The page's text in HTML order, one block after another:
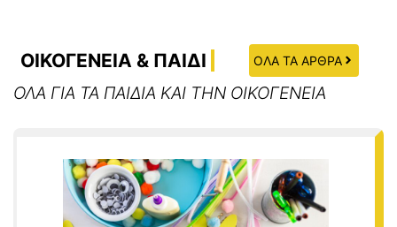
ΟΙΚΟΓΕΝΕΙΑ & ΠΑΙΔΙ ΟΛΑ ΤΑ ΑΡΘΡΑ
ΟΛΑ ΓΙΑ ΤΑ ΠΑΙΔΙΑ ΚΑΙ ΤΗΝ ΟΙΚΟΓΕΝΕΙΑ